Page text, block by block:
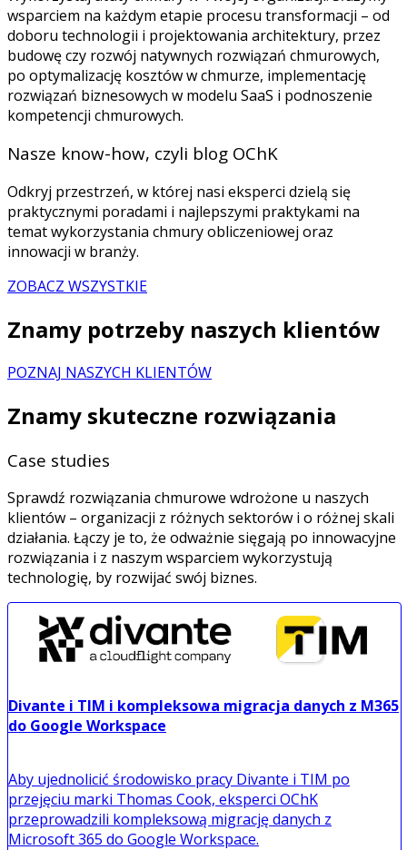
wsparciem na każdym etapie procesu transformacji – od
doboru technologii i projektowania architektury, przez
budowę czy rozwój natywnych rozwiązań chmurowych,
po optymalizację kosztów w chmurze, implementację
rozwiązań biznesowych w modelu SaaS i podnoszenie
kompetencji chmurowych.
Nasze know-how, czyli blog OChK
Odkryj przestrzeń, w której nasi eksperci dzielą się
praktycznymi poradami i najlepszymi praktykami na
temat wykorzystania chmury obliczeniowej oraz
innowacji w branży.
ZOBACZ WSZYSTKIE
Znamy potrzeby naszych klientów
POZNAJ NASZYCH KLIENTÓW
Znamy skuteczne rozwiązania
Case studies
Sprawdź rozwiązania chmurowe wdrożone u naszych
klientów – organizacji z różnych sektorów i o różnej skali
działania. Łączy je to, że odważnie sięgają po innowacyjne
rozwiązania i z naszym wsparciem wykorzystują
technologię, by rozwijać swój biznes.
Divante i TIM i kompleksowa migracja danych z M365
do Google Workspace
Aby ujednolicić środowisko pracy Divante i TIM po
przejęciu marki Thomas Cook, eksperci OChK
przeprowadzili kompleksową migrację danych z
Microsoft 365 do Google Workspace.